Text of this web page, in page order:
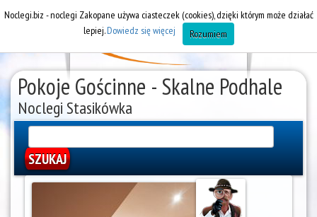
Pokoje Gościnne - Skalne Podhale
Noclegi Stasikówka
Noclegi.biz - noclegi Zakopane używa ciasteczek (cookies), dzięki którym może działać
lepiej.Dowiedz się więcej Rozumiem